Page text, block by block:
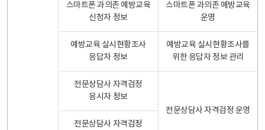
스마트폰 과의존 예방교육
신청자 정보
스마트폰 과의존 예방교육
운영
예방교육 실시현황조사
응답자 정보
예방교육 실시현황조사를
위한 응답자 정보 관리
전문상담사 자격검정
응시자 정보
전문상담사 자격검정 운영
전문상담사 자격검정